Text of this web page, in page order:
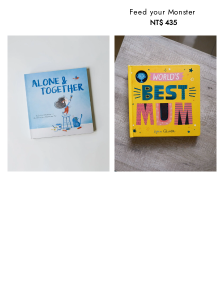
Feed your Monster
Regular
price
NT$ 435